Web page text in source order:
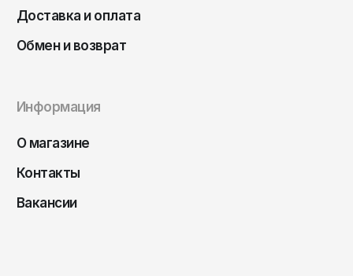
Доставка и оплата
Обмен и возврат
Информация
О магазине
Контакты
Вакансии